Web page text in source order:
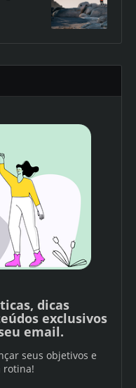
dicas
exclusivos
email.
seus objetivos e
rotina!